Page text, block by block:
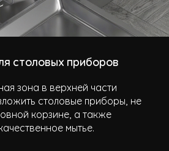
столовых приборов
зона в верхней части
столовые приборы, не
корзине, а также
мытье.